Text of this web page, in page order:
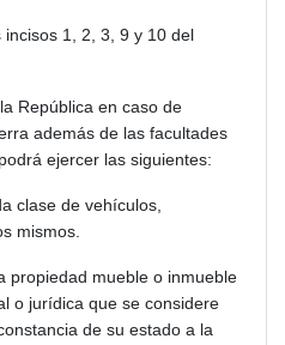
1, 2, 3, 9 y 10 del
República en caso de
además de las facultades
ejercer las siguientes:
clase de vehículos,
mismos.
propiedad mueble o inmueble
o jurídica que se considere
de su estado a la